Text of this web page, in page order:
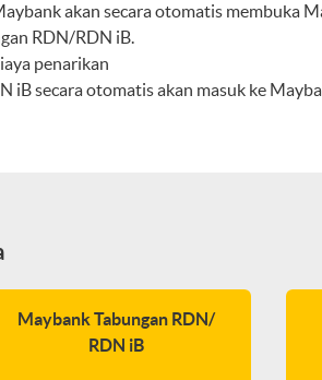
akan secara otomatis membuka
RDN/RDN iB.
penarikan
iB secara otomatis akan masuk ke
Maybank Tabungan RDN/
RDN iB